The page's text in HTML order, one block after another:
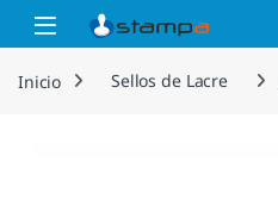
Saltar a la navegación
Saltar al contenido
Open
Inicio Sellos de Lacre